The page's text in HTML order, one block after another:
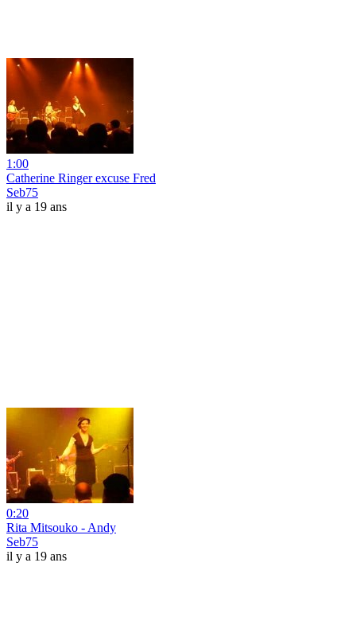
1:00
Catherine Ringer excuse Fred
Seb75
il y a 19 ans
0:20
Rita Mitsouko - Andy
Seb75
il y a 19 ans